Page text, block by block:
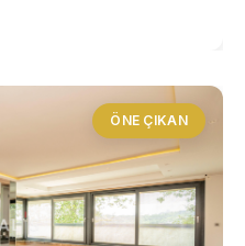
ÖNE ÇIKAN